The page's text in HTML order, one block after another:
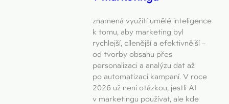
znamená využití umělé inteligence
k tomu, aby marketing byl
rychlejší, cílenější a efektivnější –
od tvorby obsahu přes
personalizaci a analýzu dat až
po automatizaci kampaní. V roce
2026 už není otázkou, jestli AI
v marketingu používat, ale kde